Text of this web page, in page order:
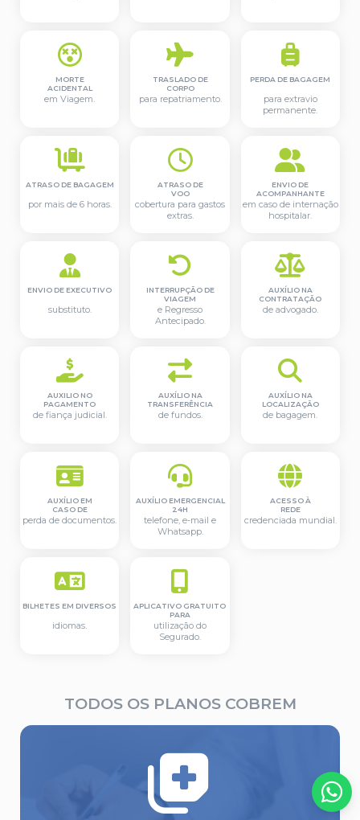
MORTE
ACIDENTAL
em Viagem.
TRASLADO DE
CORPO
para repatriamento.
PERDA DE BAGAGEM
para extravio
permanente.
ATRASO DE BAGAGEM
por mais de 6 horas.
ATRASO DE
VOO
cobertura para gastos
extras.
ENVIO DE
ACOMPANHANTE
em caso de internação
hospitalar.
ENVIO DE EXECUTIVO
substituto.
INTERRUPÇÃO DE
VIAGEM
e Regresso
Antecipado.
AUXÍLIO NA
CONTRATAÇÃO
de advogado.
AUXILIO NO
PAGAMENTO
de fiança judicial.
AUXÍLIO NA
TRANSFERÊNCIA
de fundos.
AUXÍLIO NA
LOCALIZAÇÃO
de bagagem.
AUXÍLIO EM
CASO DE
perda de documentos.
AUXÍLIO EMERGENCIAL
24H
telefone, e-mail e
Whatsapp.
ACESSO À
REDE
credenciada mundial.
BILHETES EM DIVERSOS
idiomas.
APLICATIVO GRATUITO
PARA
utilização do
Segurado.
TODOS OS PLANOS COBREM